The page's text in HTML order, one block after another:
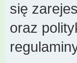
się
oraz